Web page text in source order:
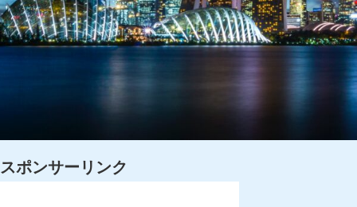
スポンサーリンク